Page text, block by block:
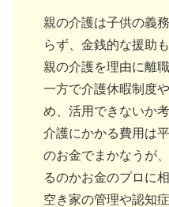
親の介護は子供の義
らず、金銭的な援助も
親の介護を理由に離
一方で介護休暇制度
め、活用できないか
介護にかかる費用は
のお金でまかなうが
るのかお金のプロに相
空き家の管理や認知